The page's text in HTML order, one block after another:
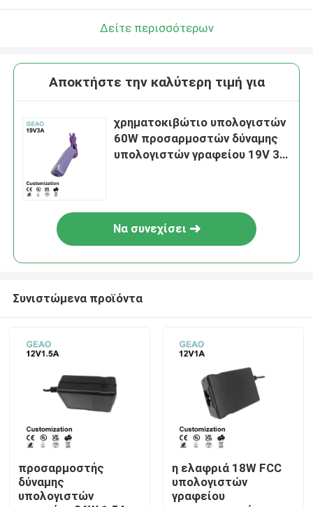
Βίντεο
Δείτε περισσότερων
Αποκτήστε την καλύτερη τιμή για
χρηματοκιβώτιο υπολογιστών
60W προσαρμοστών δύναμης
υπολογιστών γραφείου 19V 3A
Να συνεχίσει
Συνιστώμενα προϊόντα
προσαρμοστής
δύναμης
υπολογιστών
η ελαφριά 18W FCC
υπολογιστών
γραφείου